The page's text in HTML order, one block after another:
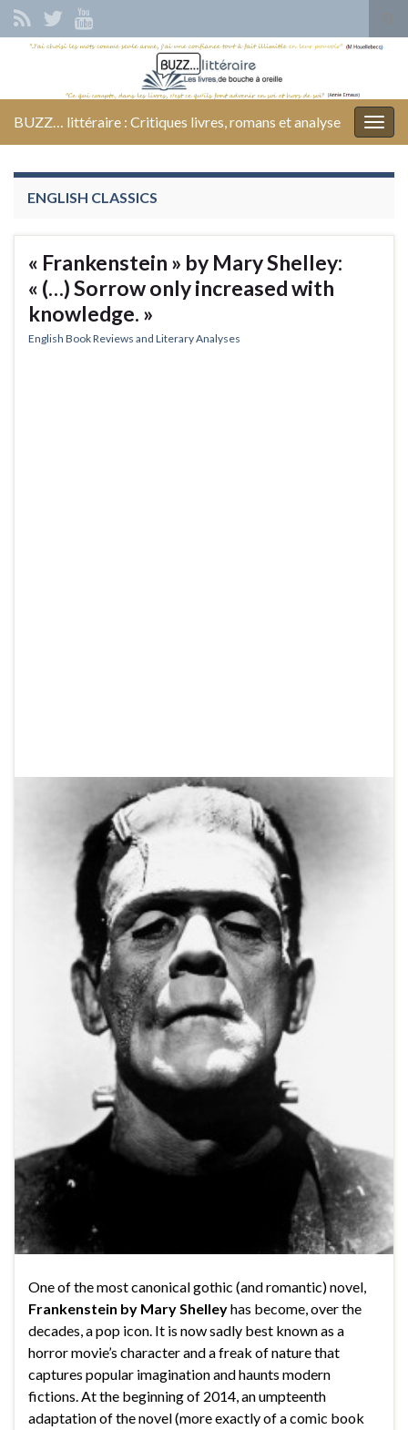
Search for:
BUZZ… littéraire : Critiques livres, romans et analyse
ENGLISH CLASSICS
« Frankenstein » by Mary Shelley:
« (…) Sorrow only increased with
knowledge. »
English Book Reviews and Literary Analyses
One of the most canonical gothic (and romantic) novel,
Frankenstein by Mary Shelleyhas become, over the
decades, a pop icon. It is now sadly best known as a
horror movie’s character and a freak of nature that
captures popular imagination and haunts modern
fictions. At the beginning of 2014, an umpteenth
adaptation of the novel (more exactly of a comic book